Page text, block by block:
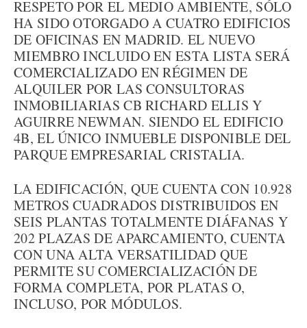
RESPETO POR EL MEDIO AMBIENTE, SÓLO
HA SIDO OTORGADO A CUATRO EDIFICIOS
DE OFICINAS EN MADRID. EL NUEVO
MIEMBRO INCLUIDO EN ESTA LISTA SERÁ
COMERCIALIZADO EN RÉGIMEN DE
ALQUILER POR LAS CONSULTORAS
INMOBILIARIAS CB RICHARD ELLIS Y
AGUIRRE NEWMAN. SIENDO EL EDIFICIO
4B, EL ÚNICO INMUEBLE DISPONIBLE DEL
PARQUE EMPRESARIAL CRISTALIA.
LA EDIFICACIÓN, QUE CUENTA CON 10.928
METROS CUADRADOS DISTRIBUIDOS EN
SEIS PLANTAS TOTALMENTE DIÁFANAS Y
202 PLAZAS DE APARCAMIENTO, CUENTA
CON UNA ALTA VERSATILIDAD QUE
PERMITE SU COMERCIALIZACIÓN DE
FORMA COMPLETA, POR PLATAS O,
INCLUSO, POR MÓDULOS.